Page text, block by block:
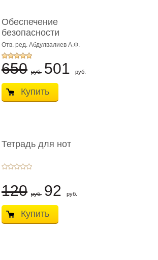
Обеспечение
безопасности
функционирования уг
...
Отв. ред. Абдулвалиев А.Ф.
650 руб. 501 руб.
Купить
Тетрадь для нот
120 руб. 92 руб.
Купить